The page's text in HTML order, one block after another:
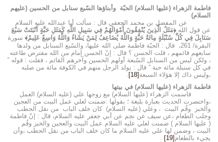
فاطمة الزهراء (عليها السلام) الحبّة وأبناؤها السّبع سنابل من الحسين (عليهم
السلام)
عن المفضل بن محمد الجعفي قال : سألت أبا عبدالله عليه السلام
عن قول الله ﴿مَثَلُ الَّذِينَ يُنْفِقُونَ أَمْوَالَهُمْ فِي سَبِيلِ اللَّهِ كَمَثَلِ حَبَّةٍ أَنْبَتَتْ سَبْعَ
سَنَابِلَ فِي كُلِّ سُنْبُلَةٍ مِائَةُ حَبَّةٍ وَاللَّهُ يُضَاعِفُ لِمَنْ يَشَاءُ وَاللَّهُ وَاسِعٌ عَلِيمٌ﴾ سورة
البقرة/ 261، قال : الحبّة فاطمة صلى الله عليها، والسّبع السنابل من ولدها
سابعهم قائمهم ، قلت الحسن ؟ قال : إنّ الحسن إمام من الله مفترض طاعته
، ولكن ليس من السنابل السّبعة أولهم الحسين وآخرهم القائم ، فقلت : قوله ”
في كل سنبلة مائة حبة ” قال : يولد الرجل منهم في الكوفة مائة من صلبه
،وليس ذاك إلا هؤلاء السبعة [18]
.
فاطمة الزهراء (عليها السلام) في بيتها
قاسمت الزهراء (عليها السلام) مع زوجها علي (عليه السلام) العمل
،واختصرت الحديث بعبارة بليغة ؛ بقولها :ضمنت لعلي عمل البيت من العجين
والخبز وقُم البيت ، وعلي (عليه السلام) كان خلف الباب من نقل الحطب
وجلب الطعام ،عن سيف عن نجم عن أبي جعفر عليه السلام، قال : إنّ فاطمة
( عليها السلام ) ضمنت لعلي عليه السلام عمل البيت والعجين والخبز وقُم
البيت ، وضمن لها علي عليه السلام ما كان خلف الباب من نقل الحطب ،وأن
يجيء بالطعام [19]
.